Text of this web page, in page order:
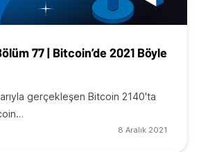
77 | Bitcoin’de 2021 Böyle
gerçekleşen Bitcoin 2140'ta
8 Aralık 2021